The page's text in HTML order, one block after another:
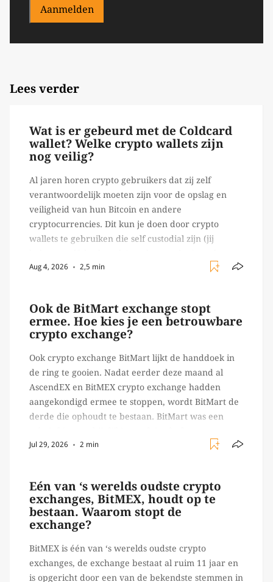
Aanmelden
Lees verder
Wat is er gebeurd met de Coldcard
wallet? Welke crypto wallets zijn
nog veilig?
Al jaren horen crypto gebruikers dat zij zelf
verantwoordelijk moeten zijn voor de opslag en
veiligheid van hun Bitcoin en andere
cryptocurrencies. Dit kun je doen door crypto
wallets te gebruiken die self custodial zijn (jij
Ledger of Trezor bijvoorbeeld. Echter, op 29 juli
Aug 4, 2026 2,5 min
Ook de BitMart exchange stopt
ermee. Hoe kies je een betrouwbare
crypto exchange?
Ook crypto exchange BitMart lijkt de handdoek in
de ring te gooien. Nadat eerder deze maand al
AscendEX en BitMEX crypto exchange hadden
aangekondigd ermee te stoppen, wordt BitMart de
derde die ophoudt te bestaan. BitMart was een
crypto handelaren terecht konden om te handelen
Jul 29, 2026 2 min
Eén van ‘s werelds oudste crypto
exchanges, BitMEX, houdt op te
bestaan. Waarom stopt de
exchange?
BitMEX is één van ‘s werelds oudste crypto
exchanges, de exchange bestaat al ruim 11 jaar en
is opgericht door een van de bekendste stemmen in